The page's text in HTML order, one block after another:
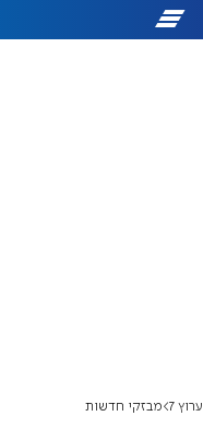
ערוץ 7 מבזקי חדשות